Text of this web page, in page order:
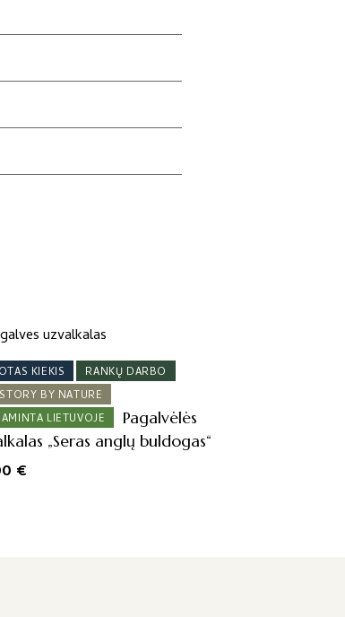
KIEKIS
RANKŲ DARBO
BY NATURE
LIETUVOJE
Pagalvėlės
„Seras anglų buldogas“
€